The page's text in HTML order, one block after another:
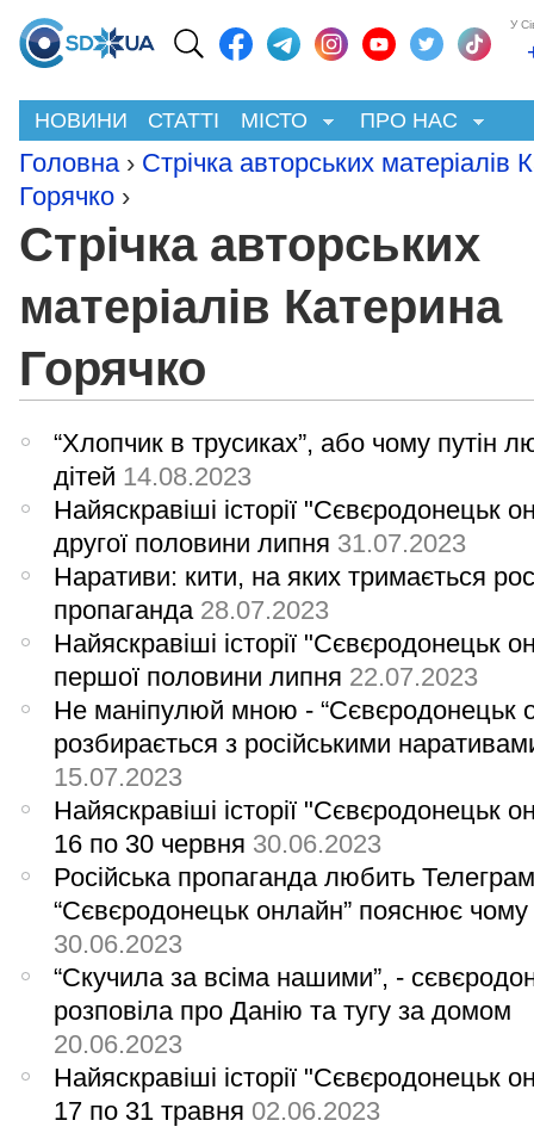
У
НОВИНИ СТАТТІ МІСТО ПРО НАС
Головна › Стрічка авторських матеріалів
Горячко ›
Стрічка авторських
матеріалів Катерина
Горячко
“Хлопчик в трусиках”, або чому путін
дітей 14.08.2023
Найяскравіші історії "Сєвєродонецьк
другої половини липня 31.07.2023
Наративи: кити, на яких тримається
пропаганда 28.07.2023
Найяскравіші історії "Сєвєродонецьк
першої половини липня 22.07.2023
Не маніпулюй мною - “Сєвєродонецьк
розбирається з російськими
15.07.2023
Найяскравіші історії "Сєвєродонецьк
16 по 30 червня 30.06.2023
Російська пропаганда любить
“Сєвєродонецьк онлайн” пояснює чому
30.06.2023
“Скучила за всіма нашими”, -
розповіла про Данію та тугу за домом
20.06.2023
Найяскравіші історії "Сєвєродонецьк
17 по 31 травня 02.06.2023